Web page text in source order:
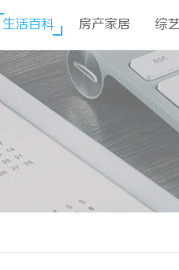
生活百科 房产家居 综